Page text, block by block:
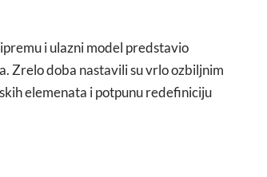
i ulazni model predstavio
Zrelo doba nastavili su vrlo ozbiljnim
elemenata i potpunu redefiniciju